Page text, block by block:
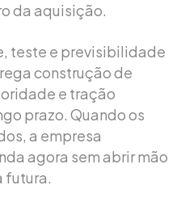
da aquisição.
teste e previsibilidade
construção de
e tração
prazo. Quando os
a empresa
agora sem abrir mão
futura.